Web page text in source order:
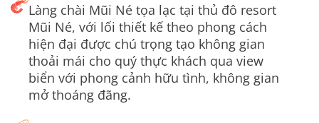
Làng chài Mũi Né tọa lạc tại thủ đô resort
Mũi Né, với lối thiết kế theo phong cách
hiện đại được chú trọng tạo không gian
thoải mái cho quý thực khách qua view
biển với phong cảnh hữu tình, không gian
mở thoáng đãng.